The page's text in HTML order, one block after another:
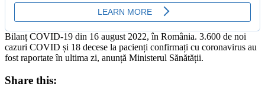
Bilanț COVID-19 din 16 august 2022, în România. 3.600 de noi
cazuri COVID și 18 decese la pacienți confirmați cu coronavirus au
fost raportate în ultima zi, anunță Ministerul Sănătății.
Share this: